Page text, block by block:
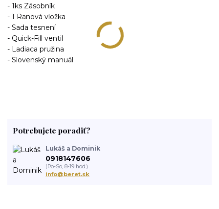
- 1ks Zásobník
- 1 Ranová vložka
- Sada tesnení
- Quick-Fill ventil
- Ladiaca pružina
- Slovenský manuál
Potrebujete poradiť?
Lukáš a Dominik
0918147606
(Po-So, 8-19 hod.)
info@beret.sk